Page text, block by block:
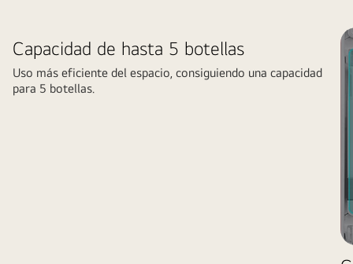
tus
necesidades
Capacidad de hasta 5 botellas
Uso más eficiente del espacio, consiguiendo una capacidad
para 5 botellas.